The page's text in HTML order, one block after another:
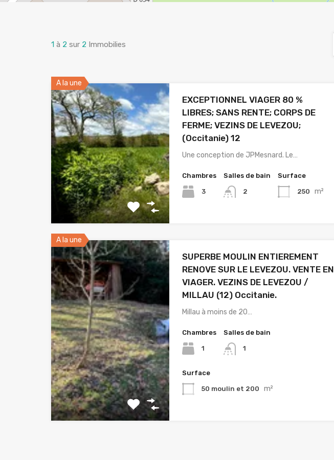
1 à 2 sur 2 Immobilies
A la une
EXCEPTIONNEL VIAGER 80 %
LIBRES; SANS RENTE; CORPS DE
FERME; VEZINS DE LEVEZOU;
(Occitanie) 12
Une conception de JPMesnard. Le…
Chambres
3
Salles de bain
2
Surface
250 m²
A la une
SUPERBE MOULIN ENTIEREMENT
RENOVE SUR LE LEVEZOU. VENTE EN
VIAGER. VEZINS DE LEVEZOU /
MILLAU (12) Occitanie.
Millau à moins de 20…
Chambres
1
Salles de bain
1
Surface
50 moulin et 200 m²